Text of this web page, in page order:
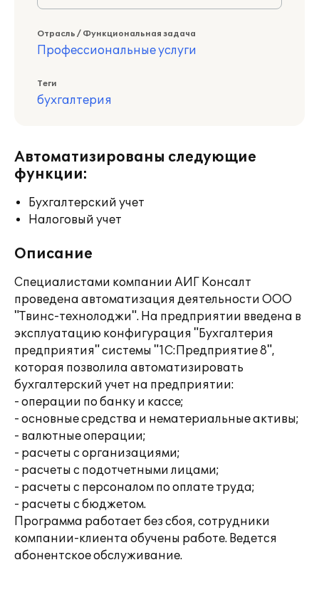
Отрасль / Функциональная задача
Профессиональные услуги
Теги
бухгалтерия
Автоматизированы следующие
функции:
Бухгалтерский учет
Налоговый учет
Описание
Специалистами компании АИГ Консалт
проведена автоматизация деятельности ООО
"Твинс-технолоджи". На предприятии введена в
эксплуатацию конфигурация "Бухгалтерия
предприятия" системы "1С:Предприятие 8",
которая позволила автоматизировать
бухгалтерский учет на предприятии:
- операции по банку и кассе;
- основные средства и нематериальные активы;
- валютные операции;
- расчеты с организациями;
- расчеты с подотчетными лицами;
- расчеты с персоналом по оплате труда;
- расчеты с бюджетом.
Программа работает без сбоя, сотрудники
компании-клиента обучены работе. Ведется
абонентское обслуживание.